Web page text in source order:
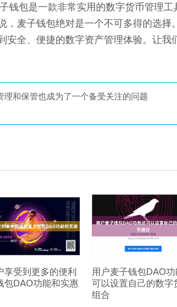
钱包是一款非常实用的数字货币管理
，麦子钱包绝对是一个不可多得的选择
安全、便捷的数字资产管理体验。让我
和保管也成为了一个备受关注的问题
享受到更多的便利
包DAO功能和实惠
用户麦子钱包DAO
可以设置自己的数字
组合